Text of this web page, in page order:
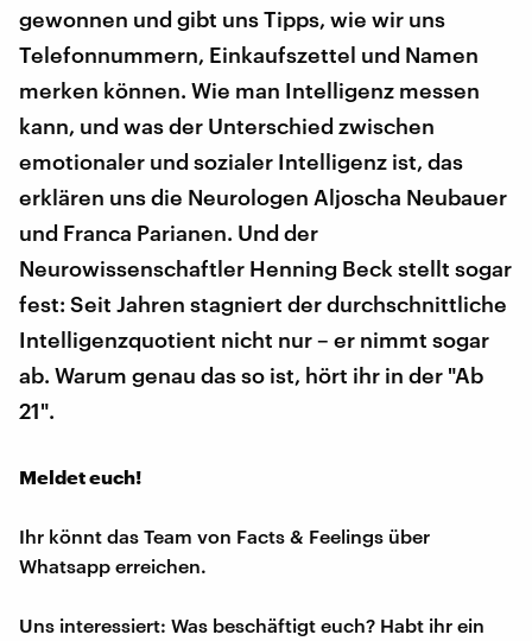
gewonnen und gibt uns Tipps, wie wir uns
Telefonnummern, Einkaufszettel und Namen
merken können. Wie man Intelligenz messen
kann, und was der Unterschied zwischen
emotionaler und sozialer Intelligenz ist, das
erklären uns die Neurologen Aljoscha Neubauer
und Franca Parianen. Und der
Neurowissenschaftler Henning Beck stellt sogar
fest: Seit Jahren stagniert der durchschnittliche
Intelligenzquotient nicht nur – er nimmt sogar
ab. Warum genau das so ist, hört ihr in der "Ab
21".
Meldet euch!
Ihr könnt das Team von Facts & Feelings über
Whatsapp erreichen.
Uns interessiert: Was beschäftigt euch? Habt ihr ein